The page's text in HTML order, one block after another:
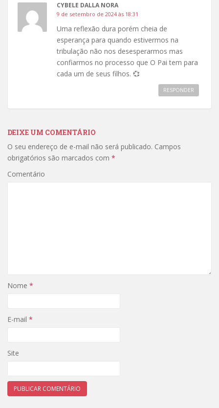
CYBELE DALLA NORA
9 de setembro de 2024 às 18:31
Uma reflexão dura porém cheia de
esperança para quando estivermos na
tribulação não nos desesperarmos mas
confiarmos no processo que O Pai tem para
cada um de seus filhos. 💞
RESPONDER
DEIXE UM COMENTÁRIO
O seu endereço de e-mail não será publicado. Campos
obrigatórios são marcados com *
Comentário
Nome *
E-mail *
Site